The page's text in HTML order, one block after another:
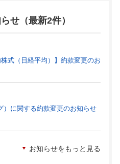
せ（最新2件）
式（日経平均）】約款変更のお
）に関する約款変更のお知らせ
お知らせをもっと見る